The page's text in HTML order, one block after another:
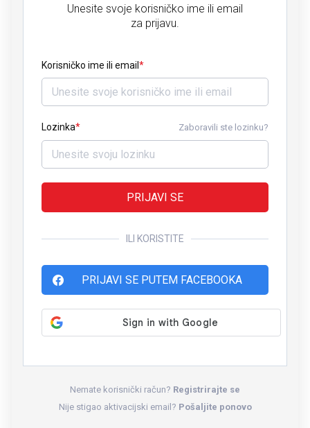
Unesite svoje korisničko ime ili email
za prijavu.
Korisničko ime ili email
Lozinka Zaboravili ste lozinku?
PRIJAVI SE
ILI KORISTITE
PRIJAVI SE PUTEM FACEBOOKA
Nemate korisnički račun? Registrirajte se
Nije stigao aktivacijski email? Pošaljite ponovo